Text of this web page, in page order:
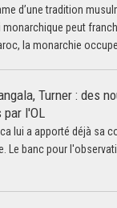
d’une tradition
monarchique peut
la monarchie
Turner : des
par l'OL
lui a apporté déjà sa
Le banc pour